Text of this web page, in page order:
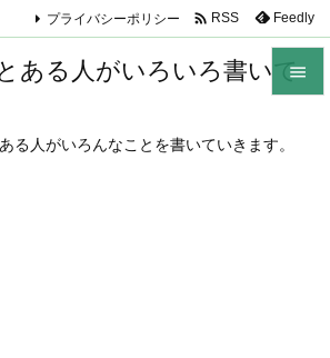
ある人がいろいろ書いて
る人がいろんなことを書いていきます。

プライバシーポリシー  RSS Feedly